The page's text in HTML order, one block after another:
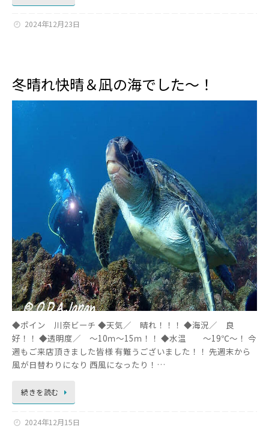
2024年12月23日
冬晴れ快晴＆凪の海でした～！
◆ポイン 川奈ビーチ ◆天気／ 晴れ！！！ ◆海況／ 良
好！！ ◆透明度／ ～10ｍ～15ｍ！！ ◆水温 ～19℃～！ 今
週もご来店頂きました皆様 有難うございました！！ 先週末から
風が日替わりになり 西風になったり！…
続きを読む
2024年12月15日